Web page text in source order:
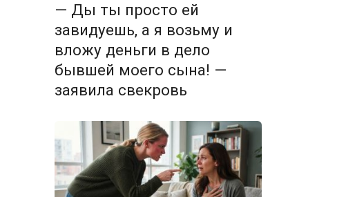
— Ды ты просто ей
завидуешь, а я возьму и
вложу деньги в дело
бывшей моего сына! —
заявила свекровь